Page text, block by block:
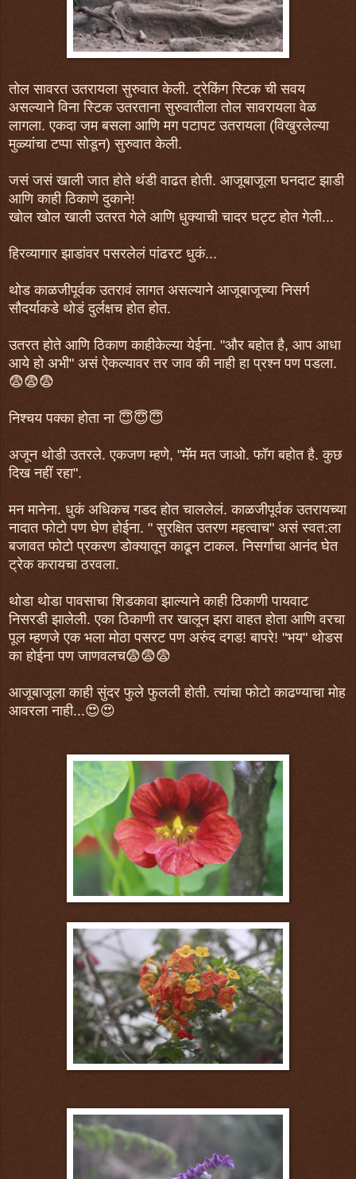
तोल सावरत उतरायला सुरुवात केली. ट्रेकिंग स्टिक ची सवय
असल्याने विना स्टिक उतरताना सुरुवातीला तोल सावरायला वेळ
लागला. एकदा जम बसला आणि मग पटापट उतरायला (विखुरलेल्या
मुळ्यांचा टप्पा सोडून) सुरुवात केली.
जसं जसं खाली जात होते थंडी वाढत होती. आजूबाजूला घनदाट झाडी
आणि काही ठिकाणे दुकाने!
खोल खोल खाली उतरत गेले आणि धुक्याची चादर घट्ट होत गेली...
हिरव्यागार झाडांवर पसरलेलं पांढरट धुकं...
थोड काळजीपूर्वक उतरावं लागत असल्याने आजूबाजूच्या निसर्ग
सौदर्याकडे थोडं दुर्लक्षच होत होत.
उतरत होते आणि ठिकाण काहीकेल्या येईना. "और बहोत है, आप आधा
आये हो अभी" असं ऐकल्यावर तर जाव की नाही हा प्रश्न पण पडला.
😨😨😨
निश्चय पक्का होता ना 😇😇😇
अजून थोडी उतरले. एकजण म्हणे, "मॅॅम मत जाओ. फॉग बहोत है. कुछ
दिख नहीं रहा".
मन मानेना. धुकं अधिकच गडद होत चाललेलं. काळजीपूर्वक उतरायच्या
नादात फोटो पण घेण होईना. " सुरक्षित उतरण महत्वाच" असं स्वत:ला
बजावत फोटो प्रकरण डोक्यातून काढून टाकल. निसर्गाचा आनंद घेत
ट्रेक करायचा ठरवला.
थोडा थोडा पावसाचा शिडकावा झाल्याने काही ठिकाणी पायवाट
निसरडी झालेली. एका ठिकाणी तर खालून झरा वाहत होता आणि वरचा
पूल म्हणजे एक भला मोठा पसरट पण अरुंद दगड! बापरे! "भय" थोडस
का होईना पण जाणवलच😨😨😨
आजूबाजूला काही सुंदर फुले फुलली होती. त्यांचा फोटो काढण्याचा मोह
आवरला नाही...😍😍